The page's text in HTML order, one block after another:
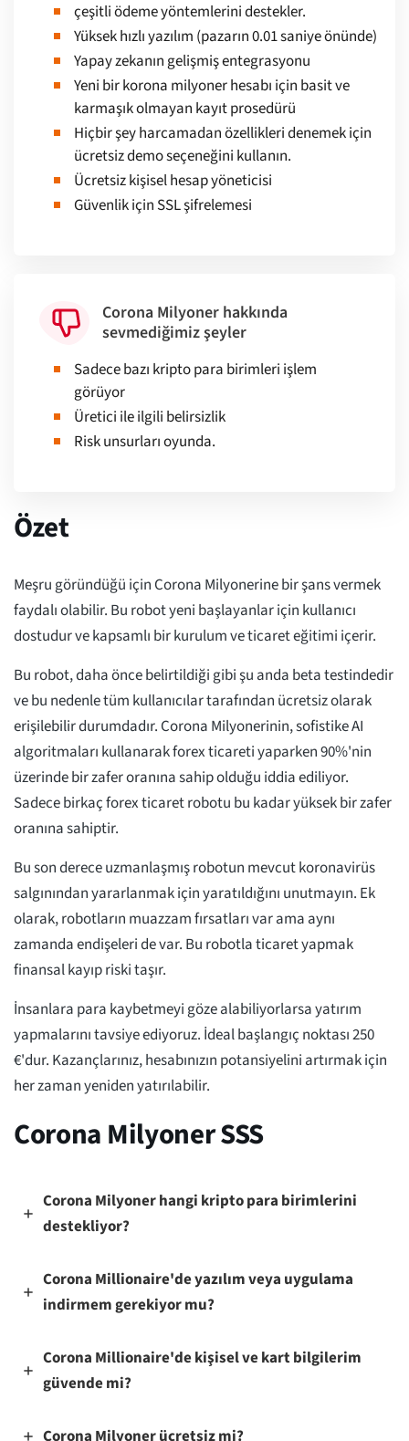
çeşitli ödeme yöntemlerini destekler.
Yüksek hızlı yazılım (pazarın 0.01 saniye önünde)
Yapay zekanın gelişmiş entegrasyonu
Yeni bir korona milyoner hesabı için basit ve
karmaşık olmayan kayıt prosedürü
Hiçbir şey harcamadan özellikleri denemek için
ücretsiz demo seçeneğini kullanın.
Ücretsiz kişisel hesap yöneticisi
Güvenlik için SSL şifrelemesi
Corona Milyoner hakkında
sevmediğimiz şeyler
Sadece bazı kripto para birimleri işlem
görüyor
Üretici ile ilgili belirsizlik
Risk unsurları oyunda.
Özet
Meşru göründüğü için Corona Milyonerine bir şans vermek
faydalı olabilir. Bu robot yeni başlayanlar için kullanıcı
dostudur ve kapsamlı bir kurulum ve ticaret eğitimi içerir.
Bu robot, daha önce belirtildiği gibi şu anda beta testindedir
ve bu nedenle tüm kullanıcılar tarafından ücretsiz olarak
erişilebilir durumdadır. Corona Milyonerinin, sofistike AI
algoritmaları kullanarak forex ticareti yaparken 90%'nin
üzerinde bir zafer oranına sahip olduğu iddia ediliyor.
Sadece birkaç forex ticaret robotu bu kadar yüksek bir zafer
oranına sahiptir.
Bu son derece uzmanlaşmış robotun mevcut koronavirüs
salgınından yararlanmak için yaratıldığını unutmayın. Ek
olarak, robotların muazzam fırsatları var ama aynı
zamanda endişeleri de var. Bu robotla ticaret yapmak
finansal kayıp riski taşır.
İnsanlara para kaybetmeyi göze alabiliyorlarsa yatırım
yapmalarını tavsiye ediyoruz. İdeal başlangıç noktası 250
€'dur. Kazançlarınız, hesabınızın potansiyelini artırmak için
her zaman yeniden yatırılabilir.
Corona Milyoner SSS
Corona Milyoner hangi kripto para birimlerini
destekliyor?
Corona Millionaire'de yazılım veya uygulama
indirmem gerekiyor mu?
Corona Millionaire'de kişisel ve kart bilgilerim
güvende mi?
Corona Milyoner ücretsiz mi?